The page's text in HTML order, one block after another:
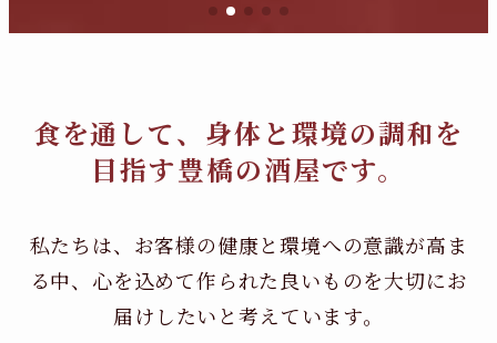
食を通して、身体と環境の調和を
目指す豊橋の酒屋です。
私たちは、お客様の健康と環境への意識が高ま
る中、 心を込めて作られた良いものを大切にお
届けしたいと考えています。